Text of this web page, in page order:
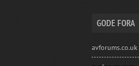
GODE FORA
avforums.co.uk